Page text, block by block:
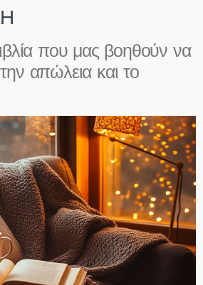
που μας βοηθούν να
απώλεια και το